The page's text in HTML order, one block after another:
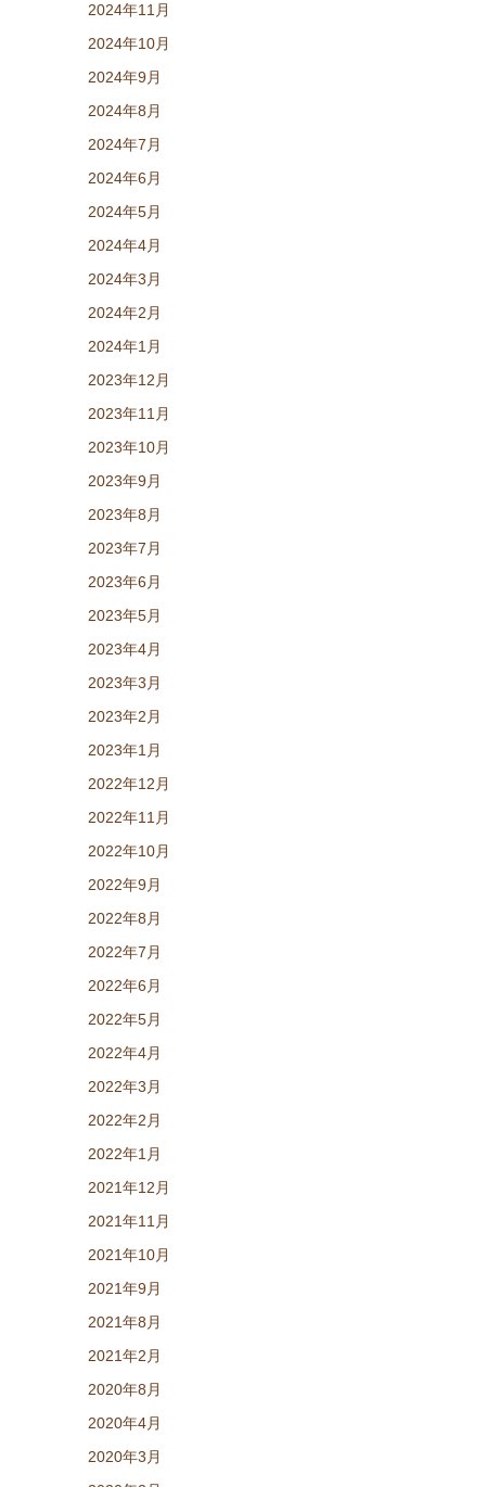
2024年11月
2024年10月
2024年9月
2024年8月
2024年7月
2024年6月
2024年5月
2024年4月
2024年3月
2024年2月
2024年1月
2023年12月
2023年11月
2023年10月
2023年9月
2023年8月
2023年7月
2023年6月
2023年5月
2023年4月
2023年3月
2023年2月
2023年1月
2022年12月
2022年11月
2022年10月
2022年9月
2022年8月
2022年7月
2022年6月
2022年5月
2022年4月
2022年3月
2022年2月
2022年1月
2021年12月
2021年11月
2021年10月
2021年9月
2021年8月
2021年2月
2020年8月
2020年4月
2020年3月